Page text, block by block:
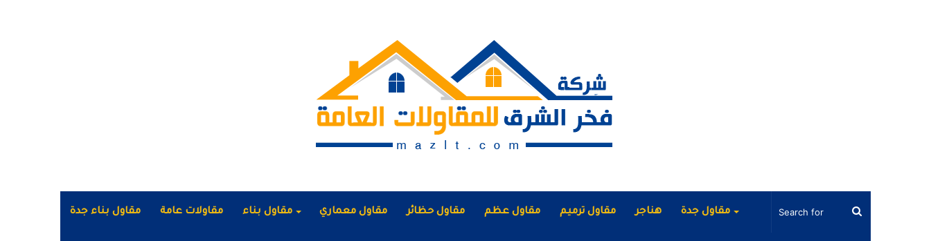
مقاول بناء جدة مقاولات عامة مقاول بناء مقاول معماري مقاول حظائر مقاول عظم مقاول ترميم هناجر مقاول جدة Search